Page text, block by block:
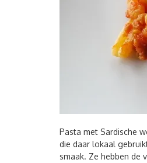
Pasta met Sardische
die daar lokaal
smaak. Ze hebben de